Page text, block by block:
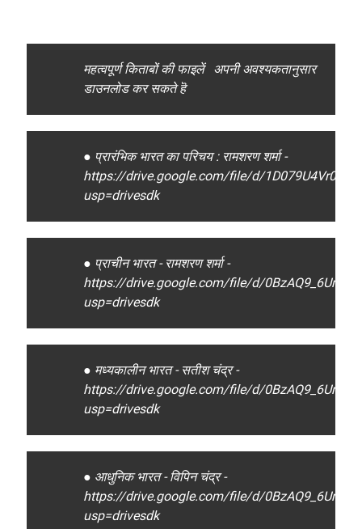
महत्वपूर्ण किताबों की फाइलें अपनी अवश्यकतानुसार
डाउनलोड कर सकते हॆ
● प्रारंभिक भारत का परिचय : रामशरण शर्मा -
https://drive.google.com/file/d/
usp=drivesdk
● प्राचीन भारत - रामशरण शर्मा -
https://drive.google.com/file/d/
usp=drivesdk
● मध्यकालीन भारत - सतीश चंद्र -
https://drive.google.com/file/d/
usp=drivesdk
● आधुनिक भारत - विपिन चंद्र -
https://drive.google.com/file/d/
usp=drivesdk